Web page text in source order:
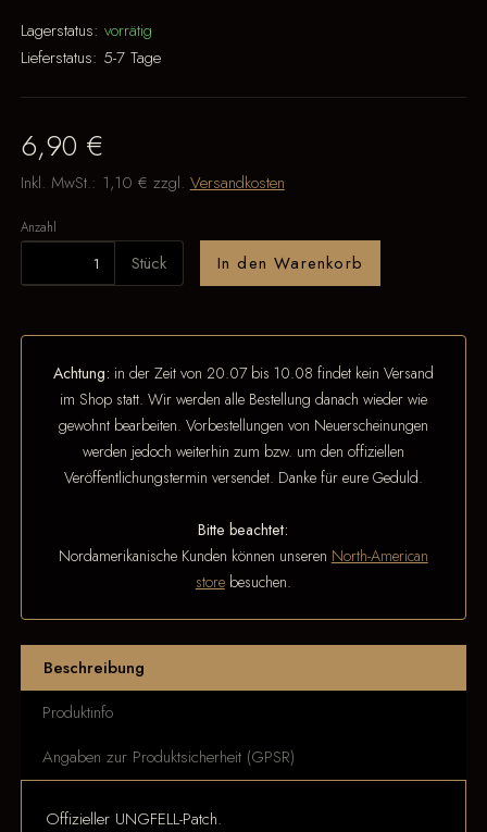
Lagerstatus: vorrätig
Lieferstatus: 5-7 Tage
6,90 €
Inkl. MwSt.: 1,10 € zzgl. Versandkosten
Anzahl
Stück In den Warenkorb
Achtung: in der Zeit von 20.07 bis 10.08 findet kein Versand
im Shop statt. Wir werden alle Bestellung danach wieder wie
gewohnt bearbeiten. Vorbestellungen von Neuerscheinungen
werden jedoch weiterhin zum bzw. um den offiziellen
Veröffentlichungstermin versendet. Danke für eure Geduld.
Bitte beachtet:
Nordamerikanische Kunden können unseren North-American
storebesuchen.
Beschreibung
Produktinfo
Angaben zur Produktsicherheit (GPSR)
Offizieller UNGFELL-Patch.